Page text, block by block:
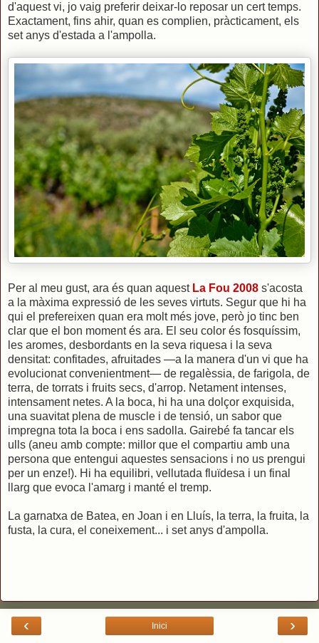
d'aquest vi, jo vaig preferir deixar-lo reposar un cert temps.
Exactament, fins ahir, quan es complien, pràcticament, els
set anys d'estada a l'ampolla.
Per al meu gust, ara és quan aquest La Fou 2008 s'acosta
a la màxima expressió de les seves virtuts. Segur que hi ha
qui el prefereixen quan era molt més jove, però jo tinc ben
clar que el bon moment és ara. El seu color és fosquíssim,
les aromes, desbordants en la seva riquesa i la seva
densitat: confitades, afruitades —a la manera d'un vi que ha
evolucionat convenientment— de regalèssia, de farigola, de
terra, de torrats i fruits secs, d'arrop. Netament intenses,
intensament netes. A la boca, hi ha una dolçor exquisida,
una suavitat plena de muscle i de tensió, un sabor que
impregna tota la boca i ens sadolla. Gairebé fa tancar els
ulls (aneu amb compte: millor que el compartiu amb una
persona que entengui aquestes sensacions i no us prengui
per un enze!). Hi ha equilibri, vellutada fluïdesa i un final
llarg que evoca l'amarg i manté el tremp.
La garnatxa de Batea, en Joan i en Lluís, la terra, la fruita, la
fusta, la cura, el coneixement... i set anys d'ampolla.
‹ ›
Inici